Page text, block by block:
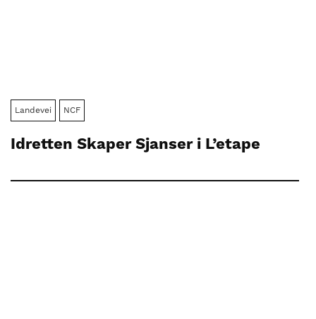
Landevei NCF
Idretten Skaper Sjanser i L’etape